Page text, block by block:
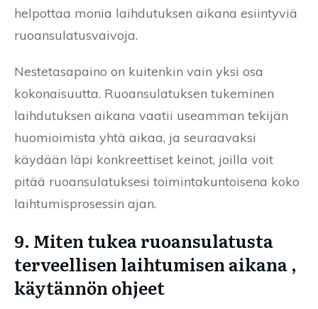
helpottaa monia laihdutuksen aikana esiintyviä
ruoansulatusvaivoja.
Nestetasapaino on kuitenkin vain yksi osa
kokonaisuutta. Ruoansulatuksen tukeminen
laihdutuksen aikana vaatii useamman tekijän
huomioimista yhtä aikaa, ja seuraavaksi
käydään läpi konkreettiset keinot, joilla voit
pitää ruoansulatuksesi toimintakuntoisena koko
laihtumisprosessin ajan.
9. Miten tukea ruoansulatusta
terveellisen laihtumisen aikana ,
käytännön ohjeet